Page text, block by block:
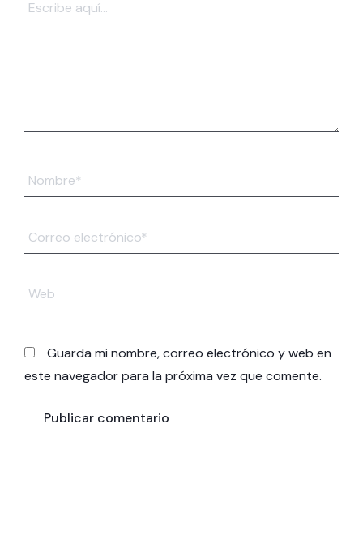
aquí...
electrónico*
Guarda mi nombre, correo electrónico y web en
este navegador para la próxima vez que comente.